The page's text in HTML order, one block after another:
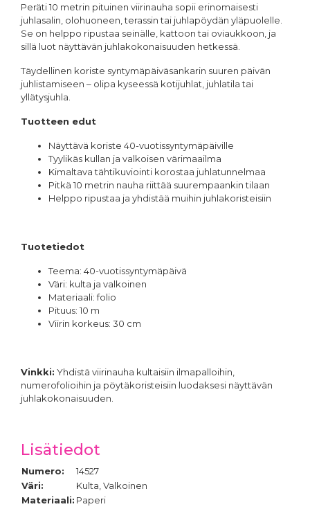
Peräti 10 metrin pituinen viirinauha sopii erinomaisesti
juhlasalin, olohuoneen, terassin tai juhlapöydän yläpuolelle.
Se on helppo ripustaa seinälle, kattoon tai oviaukkoon, ja
sillä luot näyttävän juhlakokonaisuuden hetkessä.
Täydellinen koriste syntymäpäiväsankarin suuren päivän
juhlistamiseen – olipa kyseessä kotijuhlat, juhlatila tai
yllätysjuhla.
Tuotteen edut
Näyttävä koriste 40-vuotissyntymäpäiville
Tyylikäs kullan ja valkoisen värimaailma
Kimaltava tähtikuviointi korostaa juhlatunnelmaa
Pitkä 10 metrin nauha riittää suurempaankin tilaan
Helppo ripustaa ja yhdistää muihin juhlakoristeisiin
Tuotetiedot
Teema: 40-vuotissyntymäpäivä
Väri: kulta ja valkoinen
Materiaali: folio
Pituus: 10 m
Viirin korkeus: 30 cm
Vinkki: Yhdistä viirinauha kultaisiin ilmapalloihin,
numerofolioihin ja pöytäkoristeisiin luodaksesi näyttävän
juhlakokonaisuuden.
Lisätiedot
Numero:
14527
Väri:
Kulta, Valkoinen
Materiaali: Paperi